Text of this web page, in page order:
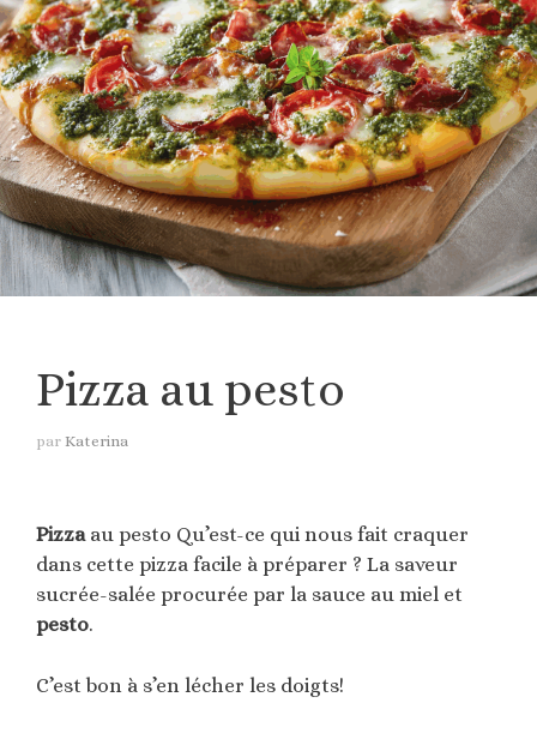
Pizza au pesto
par Katerina
Pizzaau pesto Qu’est-ce qui nous fait craquer
dans cette pizza facile à préparer ? La saveur
sucrée-salée procurée par la sauce au miel et
pesto.
C’est bon à s’en lécher les doigts!